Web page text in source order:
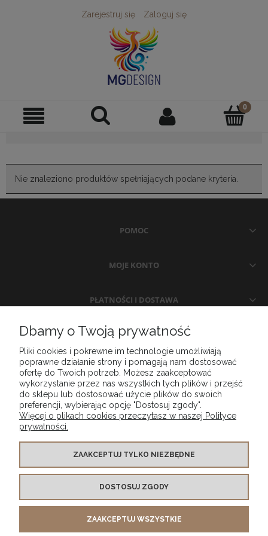
Zarejestruj się Zaloguj się
Nie znaleziono produktów spełniających podane kryteria.
POMOC
MOJE KONTO
PŁATNOŚCI I DOSTAWA
INFORMACJE
O NAS
MG DESIGN SPÓŁKA Z OGRANICZONĄ ODPOWIEDZIALNOŚCIĄ wpisany do Rejestru
Przedsiębiorców Krajowego Rejestru Sądowego prowadzonego przez SĄD REJONOWY
VI WYDZIAŁ GOSPODARCZY KRAJOWEGO REJESTRU SĄDOWEGO , pod numerem KRS
0001001325 tel. kontaktowy+48 453 521 143
Dbamy o Twoją prywatność
Pliki cookies i pokrewne im technologie umożliwiają
poprawne działanie strony i pomagają nam dostosować
ofertę do Twoich potrzeb. Możesz zaakceptować
wykorzystanie przez nas wszystkich tych plików i przejść
do sklepu lub dostosować użycie plików do swoich
preferencji, wybierając opcję "Dostosuj zgody".
Więcej o plikach cookies przeczytasz w naszej Polityce
prywatności.
ZAAKCEPTUJ TYLKO NIEZBĘDNE
DOSTOSUJ ZGODY
ZAAKCEPTUJ WSZYSTKIE